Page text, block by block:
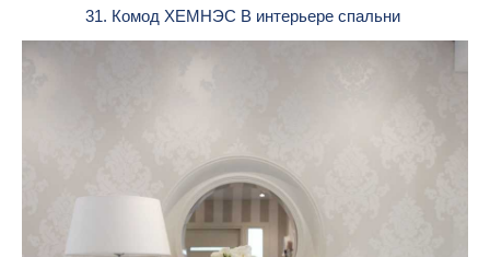
31. Комод ХЕМНЭС В интерьере спальни